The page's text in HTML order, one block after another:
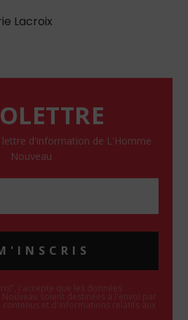
Lacroix
lettre d'information de L'Homme
Nouveau
j'accepte que les données
soient destinées à l'envoi par
et d'informations relatifs aux